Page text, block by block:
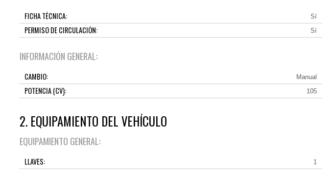
FICHA TÉCNICA: Sí
PERMISO DE CIRCULACIÓN: Sí
INFORMACIÓN GENERAL:
CAMBIO: Manual
POTENCIA (CV): 105
2. EQUIPAMIENTO DEL VEHÍCULO
EQUIPAMIENTO GENERAL:
LLAVES: 1